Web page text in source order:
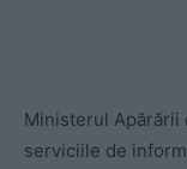
Ministerul Apărării
serviciile de